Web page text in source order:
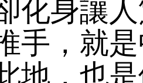
化身讓
手，就
地，也